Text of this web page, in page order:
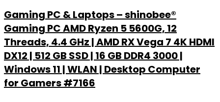
Gaming PC & Laptops – shinobee®
Gaming PC AMD Ryzen 5 5600G, 12
Threads, 4.4 GHz | AMD RX Vega 7 4K HDMI
DX12 | 512 GB SSD | 16 GB DDR4 3000 |
Windows 11 | WLAN | Desktop Computer
for Gamers #7166